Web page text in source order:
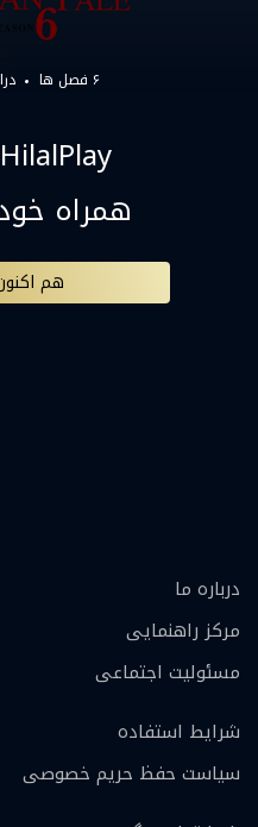
۶ فصل ها
همراه
هم
درباره ما
مرکز راهنمایی
مسئولیت اجتماعی
شرایط استفاده
سیاست حفظ حریم خصوصی